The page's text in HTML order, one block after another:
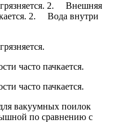
2. Внешняя
2. Вода внутри
часто пачкается.
часто пачкается.
вакуумных поилок
по сравнению с